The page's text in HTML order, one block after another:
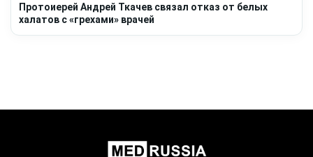
Протоиерей Андрей Ткачев связал отказ от белых
халатов с «грехами» врачей